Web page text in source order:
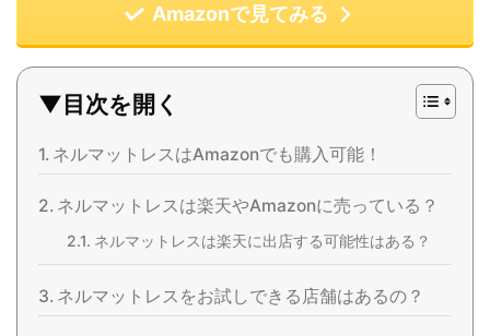
Amazonで見てみる
▼目次を開く
ネルマットレスはAmazonでも購入可能！
ネルマットレスは楽天やAmazonに売っている？
ネルマットレスは楽天に出店する可能性はある？
ネルマットレスをお試しできる店舗はあるの？